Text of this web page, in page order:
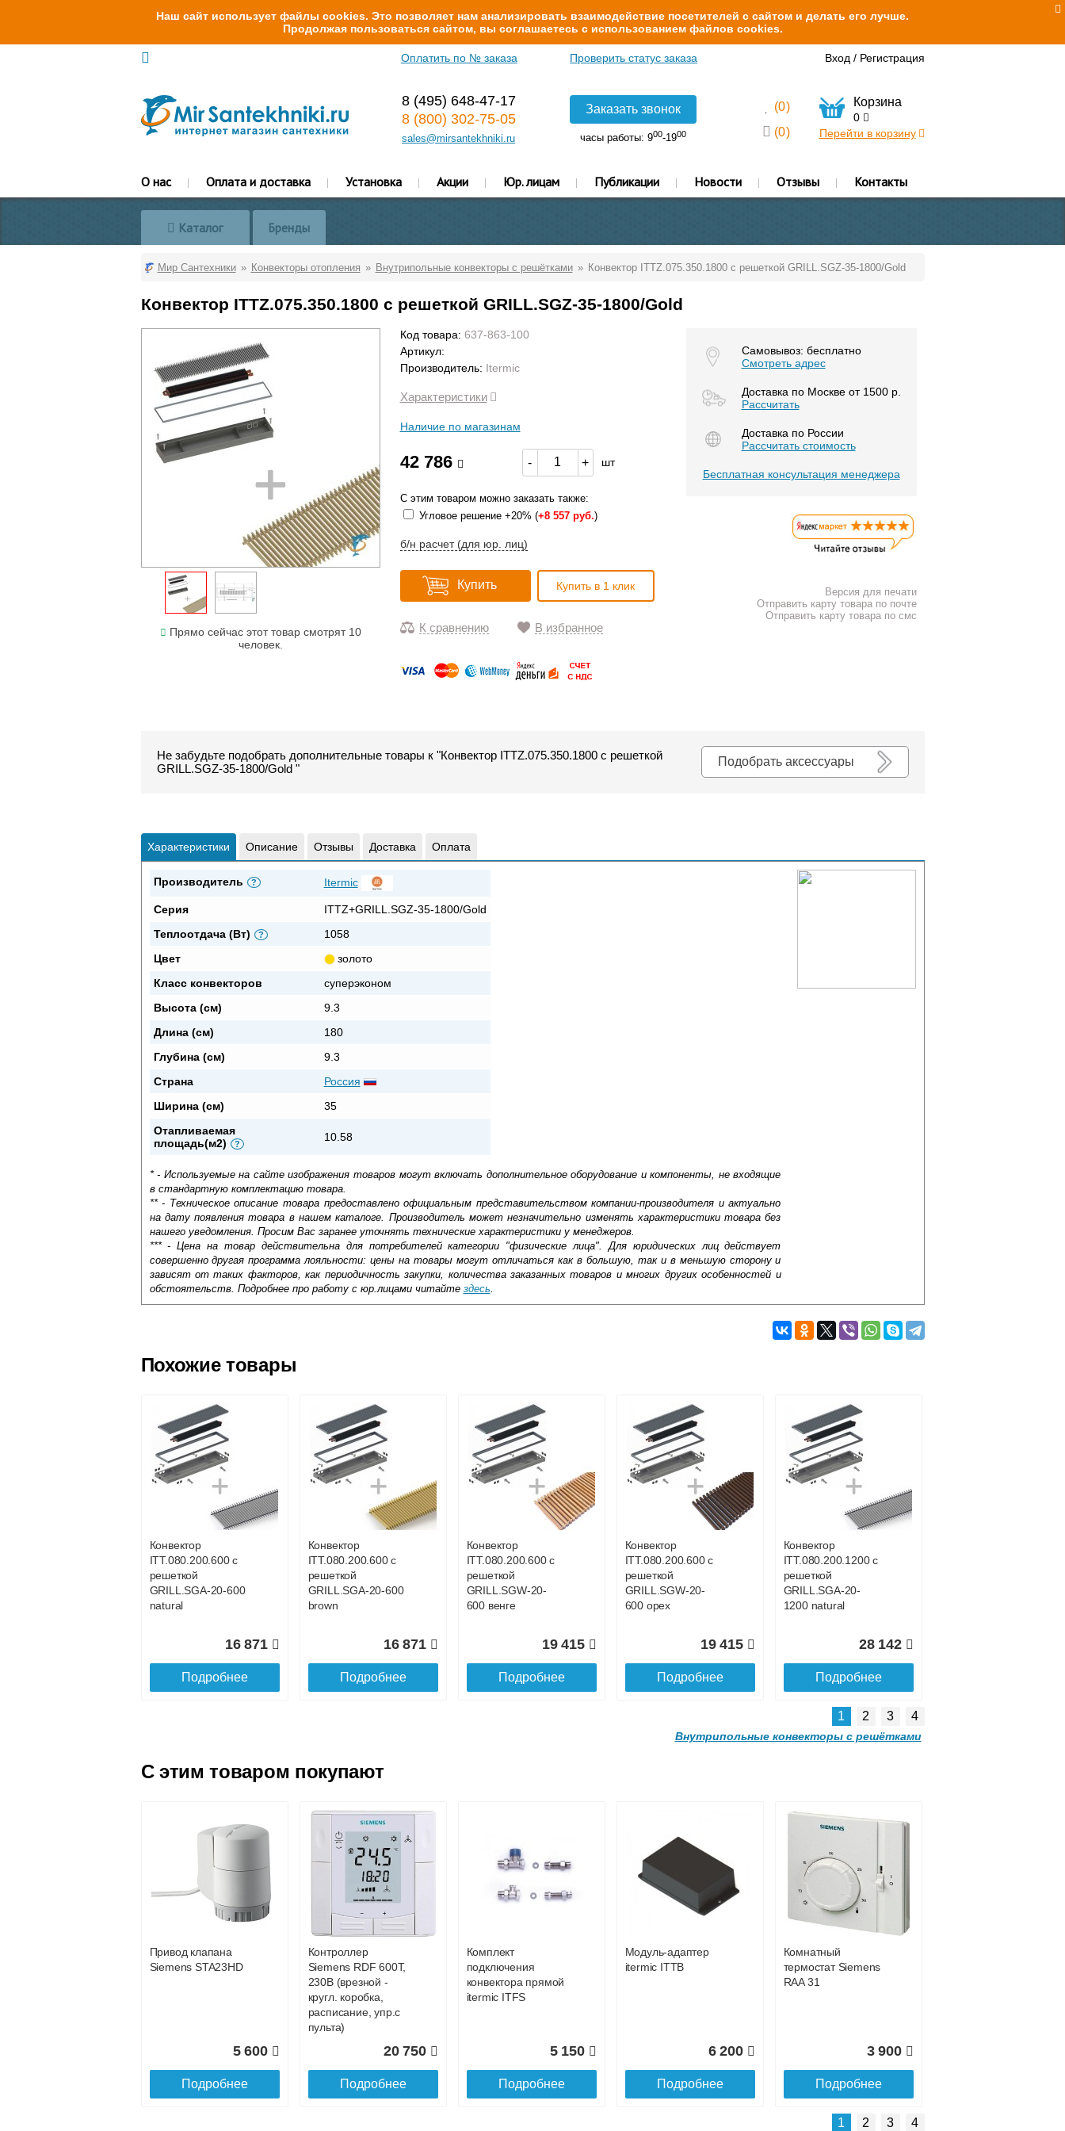
Наш сайт использует файлы cookies. Это позволяет нам анализировать взаимодействие посетителей с сайтом и делать его лучше.
Продолжая пользоваться сайтом, вы соглашаетесь с использованием файлов cookies.
Оплатить по № заказа Проверить статус заказа Вход / Регистрация
8 (495) 648-47-17
8 (800) 302-75-05
sales@mirsantekhniki.ru
Заказать звонок
часы работы: 900-1900
(0)
(0)
Корзина
0
Перейти в корзину
О нас Оплата и доставка Установка Акции Юр. лицам Публикации Новости Отзывы Контакты
Каталог Бренды
Мир Сантехники Конвекторы отопления Внутрипольные конвекторы с решётками Конвектор ITTZ.075.350.1800 с решеткой GRILL.SGZ-35-1800/Gold
Конвектор ITTZ.075.350.1800 с решеткой GRILL.SGZ-35-1800/Gold
Прямо сейчас этот товар смотрят 10
человек.
Код товара: 637-863-100
Артикул:
Производитель: Itermic
Характеристики
Наличие по магазинам
42 786 - + шт
С этим товаром можно заказать также:
Угловое решение +20% (+8 557 руб.)
б/н расчет (для юр. лиц)
Купить Купить в 1 клик
К сравнению В избранное
Самовывоз: бесплатно
Смотреть адрес
Доставка по Москве от 1500 р.
Расcчитать
Доставка по России
Рассчитать стоимость
Бесплатная консультация менеджера
Версия для печати
Отправить карту товара по почте
Отправить карту товара по смс
Подобрать аксессуары
Не забудьте подобрать дополнительные товары к "Конвектор ITTZ.075.350.1800 с решеткой
GRILL.SGZ-35-1800/Gold "
Характеристики Описание Отзывы Доставка Оплата
Производитель ? Itermic
Серия
ITTZ+GRILL.SGZ-35-1800/Gold
Теплоотдача (Вт)
?
1058
Цвет
золото
Класс конвекторов
суперэконом
Высота (см)
9.3
Длина (см)
180
Глубина (см)
9.3
Страна
Россия
Ширина (см)
35
Отапливаемая
площадь(м2)
?
10.58
* - Используемые на сайте изображения товаров могут включать дополнительное оборудование и компоненты, не входящие
в стандартную комплектацию товара.
** - Техническое описание товара предоставлено официальным представительством компании-производителя и актуально
на дату появления товара в нашем каталоге. Производитель может незначительно изменять характеристики товара без
нашего уведомления. Просим Вас заранее уточнять технические характеристики у менеджеров.
*** - Цена на товар действительна для потребителей категории "физические лица". Для юридических лиц действует
совершенно другая программа лояльности: цены на товары могут отличаться как в большую, так и в меньшую сторону и
зависят от таких факторов, как периодичность закупки, количества заказанных товаров и многих других особенностей и
обстоятельств. Подробнее про работу с юр.лицами читайте здесь
Доставка сантехники по Москве и Московской области
Подъем на этаж.
до подъезда
услуга платная
возможность
Доставка в регионы России.
Подробнее о доставке
Возможные способы оплаты:
Банковской картой при получении товара как при доставке, так и самовывозом
Интернет-деньгами (Yandex-деньги, Web-money, Qiwi-кошельки и другие).
Безналичный расчёт (возможно и с НДС)
Подробнее об оплате
Похожие товары
Конвектор
ITT.080.200.600 с
решеткой
GRILL.SGA-20-600
natural
16 871
Подробнее
Конвектор
ITT.080.200.600 с
решеткой
GRILL.SGA-20-600
brown
16 871
Подробнее
Конвектор
ITT.080.200.600 с
решеткой
GRILL.SGW-20-
600 венге
19 415
Подробнее
Конвектор
ITT.080.200.600 с
решеткой
GRILL.SGW-20-
600 орех
19 415
Подробнее
Конвектор
ITT.080.200.1200 с
решеткой
GRILL.SGA-20-
1200 natural
28 142
Подробнее
ITT.080.200.600 с
решеткой
GRILL.SGA-20-600
16 871
Конвектор
ITT.080.200.1200 с
решеткой
GRILL.SGA-20-
1200 brown
Подробнее
Конвектор
ITT.080.200.1200 с
решеткой
GRILL.SGW-20-
Подробнее
Конвектор
ITT.080.200.1200 с
решеткой
GRILL.SGW-20-
32 501
Конвектор
ITT.080.200.1300 с
решеткой
GRILL.SGW-20-
1300 орех
1 2 3 4
Внутрипольные конвекторы с решётками
C этим товаром покупают
Привод клапана
Siemens STA23HD
5 600
Подробнее
Контроллер
Siemens RDF 600Т,
230В (врезной -
кругл. коробка,
расписание, упр.с
пульта)
20 750
Подробнее
Комплект
подключения
конвектора прямой
itermic ITFS
5 150
Подробнее
Модуль-адаптер
itermic ITTB
6 200
Подробнее
Комнатный
термостат Siemens
RAA 31
3 900
Подробнее
1 2 3 4